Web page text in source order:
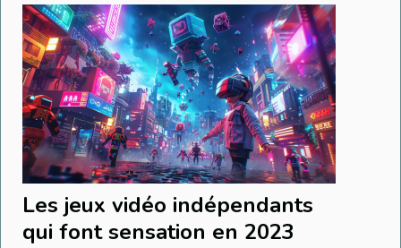
Les jeux vidéo indépendants
qui font sensation en 2023